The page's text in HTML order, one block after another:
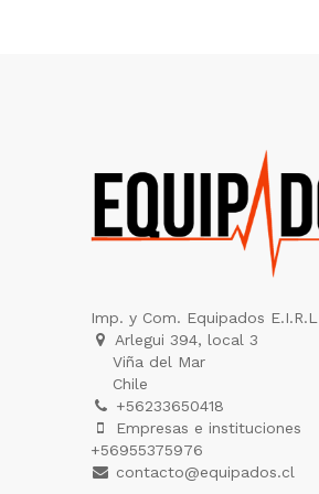
Imp. y Com. Equipados E.I.R.L
Arlegui 394, local 3
Viña del Mar
Chile
+56233650418
Empresas e instituciones
+56955375976
contacto@equipados.cl